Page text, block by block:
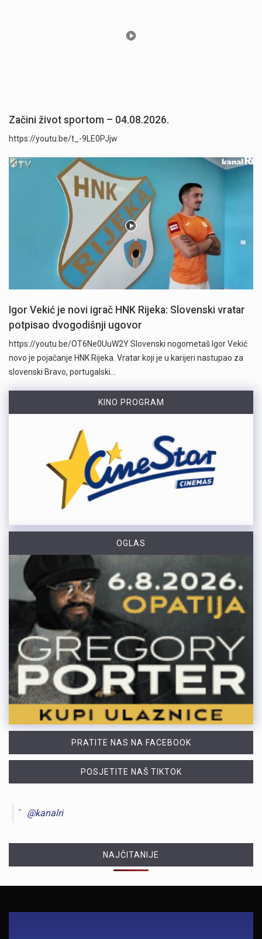
Začini život sportom – 04.08.2026.
https://youtu.be/t_-9LE0PJjw
Igor Vekić je novi igrač HNK Rijeka: Slovenski vratar
potpisao dvogodišnji ugovor
https://youtu.be/OT6Ne0UuW2Y Slovenski nogometaš Igor Vekić
novo je pojačanje HNK Rijeka. Vratar koji je u karijeri nastupao za
slovenski Bravo, portugalski…
KINO PROGRAM
OGLAS
PRATITE NAS NA FACEBOOK
POSJETITE NAŠ TIKTOK
@kanalri
NAJČITANIJE